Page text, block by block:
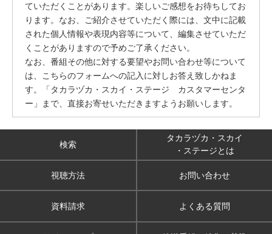
ていただくことがあります。楽しいご感想をお待ちしてお
ります。なお、ご紹介させていただく際には、文中に記載
された個人情報や表現内容等について、編集させていただ
くことがありますので予めご了承ください。
なお、番組その他に対する要望やお問い合わせ等について
は、こちらのフォームへの記入に対しお答え致しかねま
す。「タカラヅカ・スカイ・ステージ カスタマーセンタ
ー」まで、直接お寄せいただきますようお願いします。
検索
タカラヅカ・スカイ
・ステージとは
視聴方法 お問い合わせ
資料請求 よくある質問